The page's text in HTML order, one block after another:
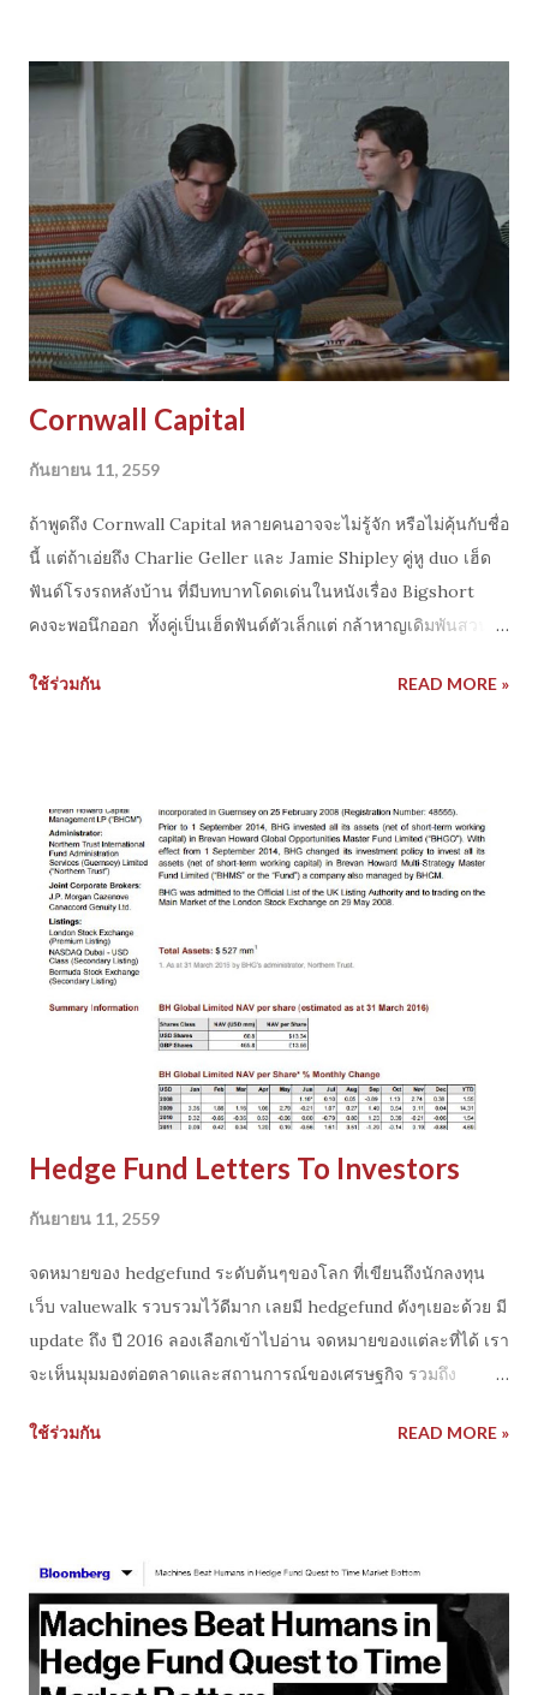
ตัวอย่างการทำ robot trading ใน tfex / forex ด้วย MT4 - การ
ออกแบบและเลือกกลยุทธ์ -การเขียน code โปรแกรม MQL4 -
การส่งคำสั่งซื้อขาย - การทำ back testing มาอัพเดตความรู้ที่
https://youtu.be/jj5DOyqTREU
Cornwall Capital
กันยายน 11, 2559
ถ้าพูดถึง Cornwall Capital หลายคนอาจจะไม่รู้จัก หรือไม่คุ้นกับชื่อ
นี้ แต่ถ้าเอ่ยถึง Charlie Geller และ Jamie Shipley คู่หู duo เฮ็ด
ฟันด์โรงรถหลังบ้าน ที่มีบทบาทโดดเด่นในหนังเรื่อง Bigshort
คงจะพอนึกออก ทั้งคู่เป็นเฮ็ดฟันด์ตัวเล็กแต่ กล้าหาญเดิมพันสวน
เปลี่ยนจากทุน $15 million กลายเป็น $120 million ในไม่กี่ปี
Brad Pitt ที่เป็นอาจารย์และช่วยเหลือสองหนุ่มนี้ให้สำเร็จ ปัจจุบัน
Cornwall Capital ที่ยังดำเนินกิจการและยังสามารถสร้างผล
ตอบแทนที่ดีแก่นักลงทุน บทความนี้ valuewalk วิเคราะห์จดหมาย
ถึงนักลงทุนในปี 2015 ของ Cornwall Capital มีหลายเรื่องที่น่า
สนใจ โดยเฉพาะกลยุทธ์การลงทุน ในหุ้น ,ค่าเงิน, options(ของดี
หนังเลย) และอื่นๆ รวมถึงมุมมองตลาด เข้าไปอ่านได้ที่
ใช้ร่วมกัน READ MORE »
Hedge Fund Letters To Investors
กันยายน 11, 2559
จดหมายของ hedgefund ระดับต้นๆของโลก ที่เขียนถึงนักลงทุน
เว็บ valuewalk รวบรวมไว้ดีมาก เลยมี hedgefund ดังๆเยอะด้วย มี
update ถึง ปี 2016 ลองเลือกเข้าไปอ่าน จดหมายของแต่ละที่ได้ เรา
จะเห็นมุมมองต่อตลาดและสถานการณ์ของเศรษฐกิจ รวมถึง
ทุนเฮ็ดฟันด์ ใน link รวมรายชื่อ hedefund ดังๆไว้ ใครอยากศึกษา
เจ๋งๆเพียบเลย บางฟันด์เขียน รายงานดีมากแถมมีส่วนของ
strategies ที่เปิดให้เราเข้าไปทำความเข้าใจเบื้องต้นได้ด้วย(จริงๆ
เขาจะขายของ)
http://www.valuewalk.com/2016/02/hedge-fund-letters-
ใช้ร่วมกัน READ MORE »